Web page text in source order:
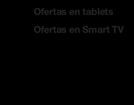
Ofertas en tablets
Ofertas en Smart TV